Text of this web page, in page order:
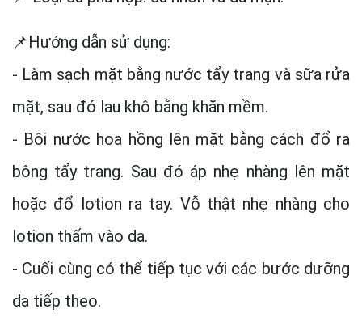
📌Hướng dẫn sử dụng:
- Làm sạch mặt bằng nước tẩy trang và sữa rửa
mặt, sau đó lau khô bằng khăn mềm.
- Bôi nước hoa hồng lên mặt bằng cách đổ ra
bông tẩy trang. Sau đó áp nhẹ nhàng lên mặt
hoặc đổ lotion ra tay. Vỗ thật nhẹ nhàng cho
lotion thấm vào da.
- Cuối cùng có thể tiếp tục với các bước dưỡng
da tiếp theo.